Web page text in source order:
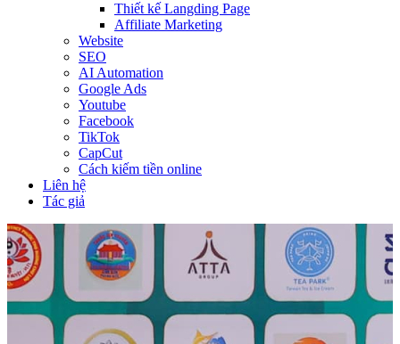
Thiết kế Langding Page
Affiliate Marketing
Website
SEO
AI Automation
Google Ads
Youtube
Facebook
TikTok
CapCut
Cách kiếm tiền online
Liên hệ
Tác giả